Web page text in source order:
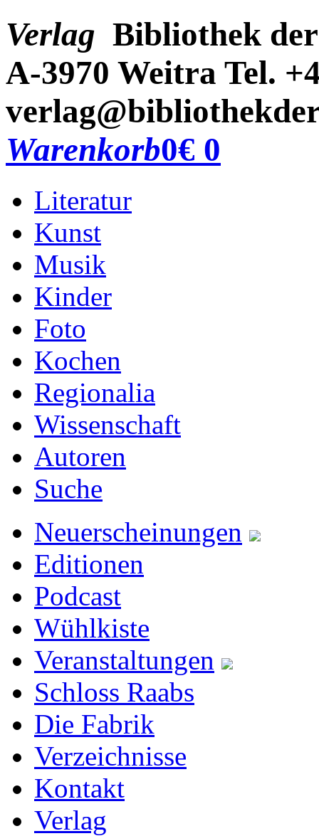
Verlag Bibliothek
A-3970 Weitra Tel.
Warenkorb0€ 0
Literatur
Kunst
Musik
Kinder
Foto
Kochen
Regionalia
Wissenschaft
Autoren
Suche
Neuerscheinungen
Editionen
Podcast
Wühlkiste
Veranstaltungen
Schloss Raabs
Die Fabrik
Verzeichnisse
Kontakt
Verlag